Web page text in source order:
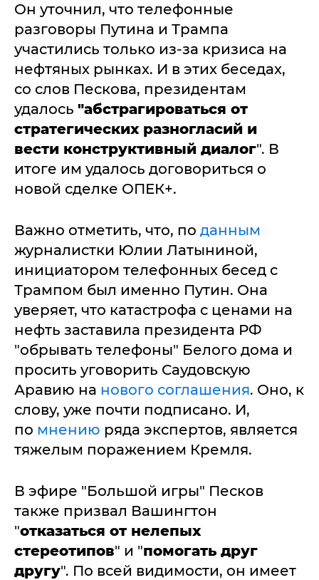
Он уточнил, что телефонные
разговоры Путина и Трампа
участились только из-за кризиса на
нефтяных рынках. И в этих беседах,
со слов Пескова, президентам
удалось "абстрагироваться от
стратегических разногласий и
вести конструктивный диалог". В
итоге им удалось договориться о
новой сделке ОПЕК+.
Важно отметить, что, по данным
журналистки Юлии Латыниной,
инициатором телефонных бесед с
Трампом был именно Путин. Она
уверяет, что катастрофа с ценами на
нефть заставила президента РФ
"обрывать телефоны" Белого дома и
просить уговорить Саудовскую
Аравию на нового соглашения. Оно, к
слову, уже почти подписано. И,
по мнению ряда экспертов, является
тяжелым поражением Кремля.
В эфире "Большой игры" Песков
также призвал Вашингтон
"отказаться от нелепых
стереотипов" и "помогать друг
другу". По всей видимости, он имеет